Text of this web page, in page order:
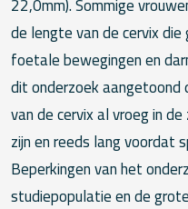
de lengte van de cervix
foetale bewegingen en
dit onderzoek aangetoond
van de cervix al vroeg in
zijn en reeds lang voordat
Beperkingen van het
studiepopulatie en de